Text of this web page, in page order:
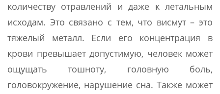
количеству отравлений и даже к летальным
исходам. Это связано с тем, что висмут – это
тяжелый металл. Если его концентрация в
крови превышает допустимую, человек может
ощущать тошноту, головную боль,
головокружение, нарушение сна. Также может